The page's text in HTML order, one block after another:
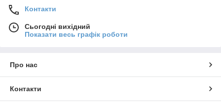
Контакти
Сьогодні вихідний
Показати весь графік роботи
Про нас
Контакти